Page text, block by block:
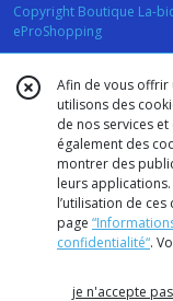
Copyright Boutique La-
eProShopping
Afin de vous offrir
utilisons des
de nos services
également des
montrer des
leurs applications.
l’utilisation de
page
confidentialité“.
je n'accepte pas